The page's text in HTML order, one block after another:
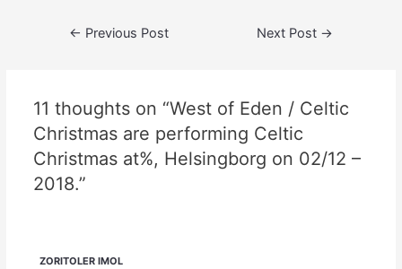
Post← Previous Post Next Post →
11 thoughts on “West of Eden / Celtic
Christmas are performing Celtic
Christmas at%, Helsingborg on 02/12 –
2018.”
ZORITOLER IMOL